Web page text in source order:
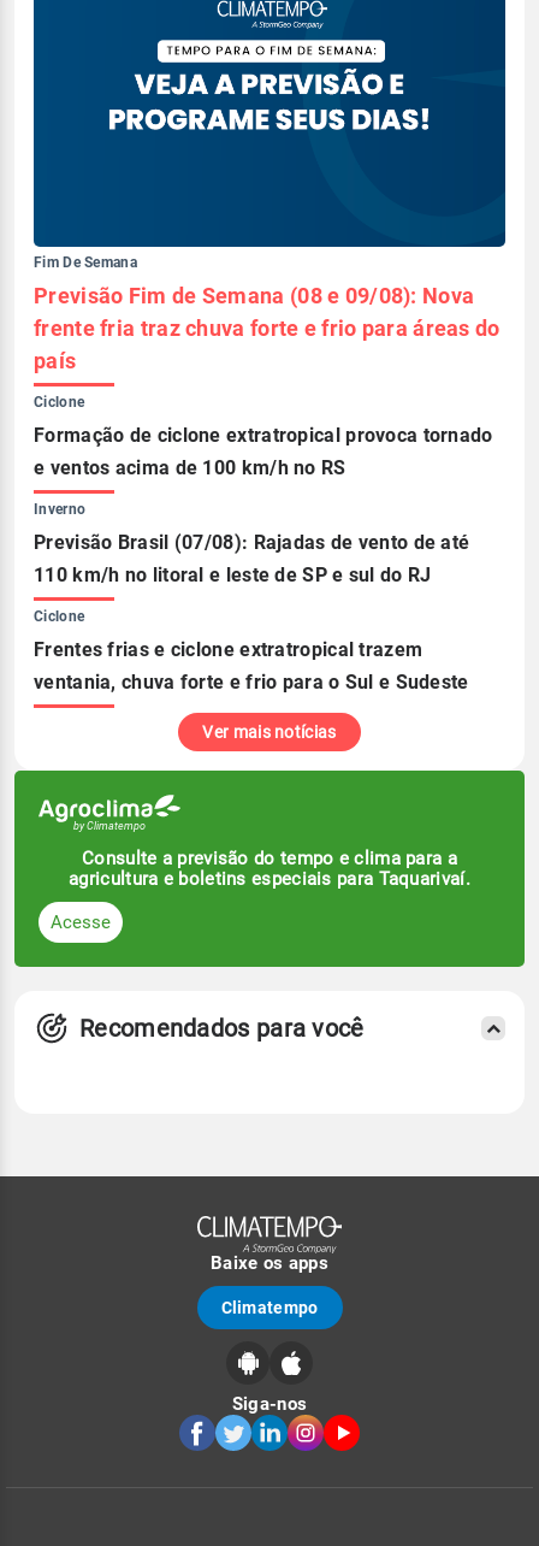
Fim De Semana
Previsão Fim de Semana (08 e 09/08): Nova
frente fria traz chuva forte e frio para áreas do
país
Ciclone
Formação de ciclone extratropical provoca tornado
e ventos acima de 100 km/h no RS
Inverno
Previsão Brasil (07/08): Rajadas de vento de até
110 km/h no litoral e leste de SP e sul do RJ
Ciclone
Frentes frias e ciclone extratropical trazem
ventania, chuva forte e frio para o Sul e Sudeste
Ver mais notícias
Consulte a previsão do tempo e clima para a
agricultura e boletins especiais para Taquarivaí.
Acesse
Recomendados para você
Baixe os apps
Climatempo
Siga-nos